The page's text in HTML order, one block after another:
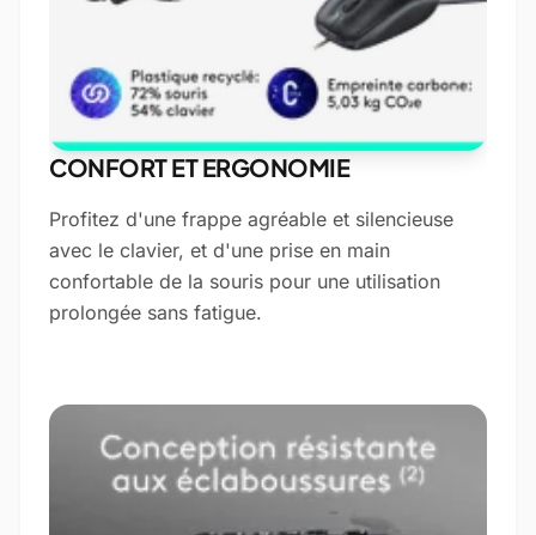
CONFORT ET ERGONOMIE
Profitez d'une frappe agréable et silencieuse
avec le clavier, et d'une prise en main
confortable de la souris pour une utilisation
prolongée sans fatigue.